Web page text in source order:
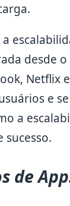
desde
Netflix
e
a
sucesso.
de